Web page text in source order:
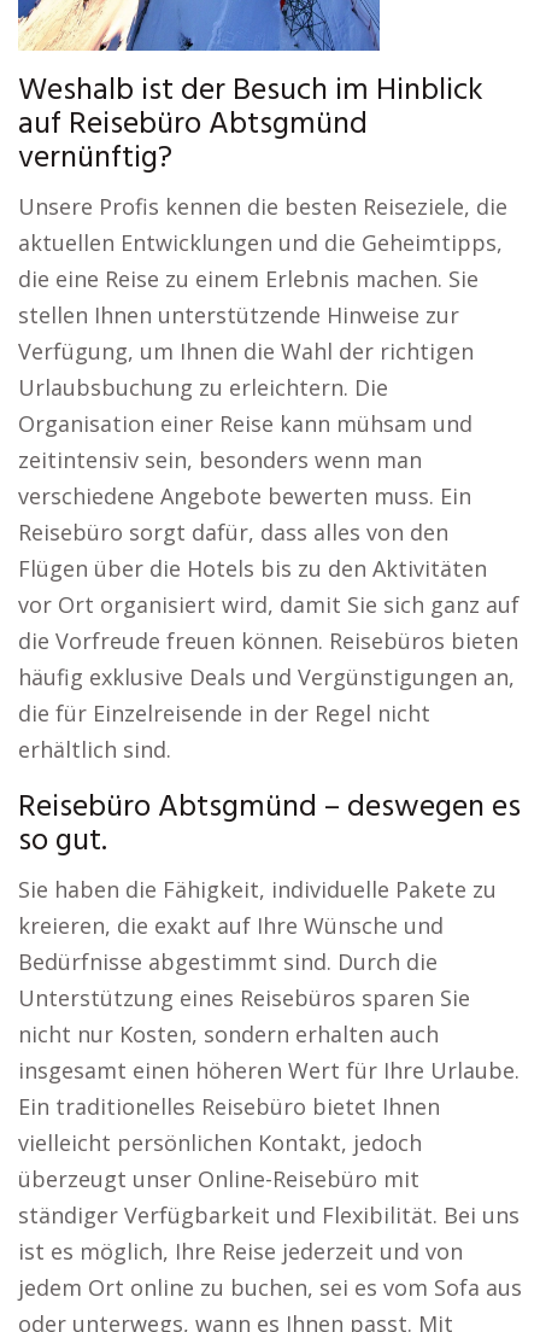
Weshalb ist der Besuch im Hinblick
auf Reisebüro Abtsgmünd
vernünftig?
Unsere Profis kennen die besten Reiseziele, die
aktuellen Entwicklungen und die Geheimtipps,
die eine Reise zu einem Erlebnis machen. Sie
stellen Ihnen unterstützende Hinweise zur
Verfügung, um Ihnen die Wahl der richtigen
Urlaubsbuchung zu erleichtern. Die
Organisation einer Reise kann mühsam und
zeitintensiv sein, besonders wenn man
verschiedene Angebote bewerten muss. Ein
Reisebüro sorgt dafür, dass alles von den
Flügen über die Hotels bis zu den Aktivitäten
vor Ort organisiert wird, damit Sie sich ganz auf
die Vorfreude freuen können. Reisebüros bieten
häufig exklusive Deals und Vergünstigungen an,
die für Einzelreisende in der Regel nicht
erhältlich sind.
Reisebüro Abtsgmünd – deswegen es
so gut.
Sie haben die Fähigkeit, individuelle Pakete zu
kreieren, die exakt auf Ihre Wünsche und
Bedürfnisse abgestimmt sind. Durch die
Unterstützung eines Reisebüros sparen Sie
nicht nur Kosten, sondern erhalten auch
insgesamt einen höheren Wert für Ihre Urlaube.
Ein traditionelles Reisebüro bietet Ihnen
vielleicht persönlichen Kontakt, jedoch
überzeugt unser Online-Reisebüro mit
ständiger Verfügbarkeit und Flexibilität. Bei uns
ist es möglich, Ihre Reise jederzeit und von
jedem Ort online zu buchen, sei es vom Sofa aus
oder unterwegs, wann es Ihnen passt. Mit